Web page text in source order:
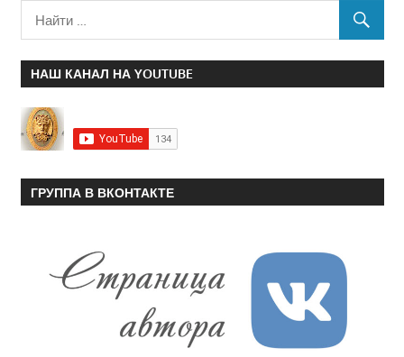
НАШ КАНАЛ НА YOUTUBE
ГРУППА В ВКОНТАКТЕ